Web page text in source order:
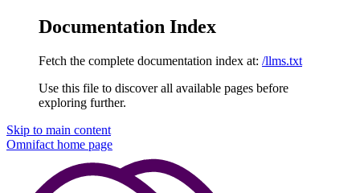
Documentation Index
Fetch the complete documentation index at: /llms.txt
Use this file to discover all available pages before
exploring further.
Skip to main content
Omnifact home page